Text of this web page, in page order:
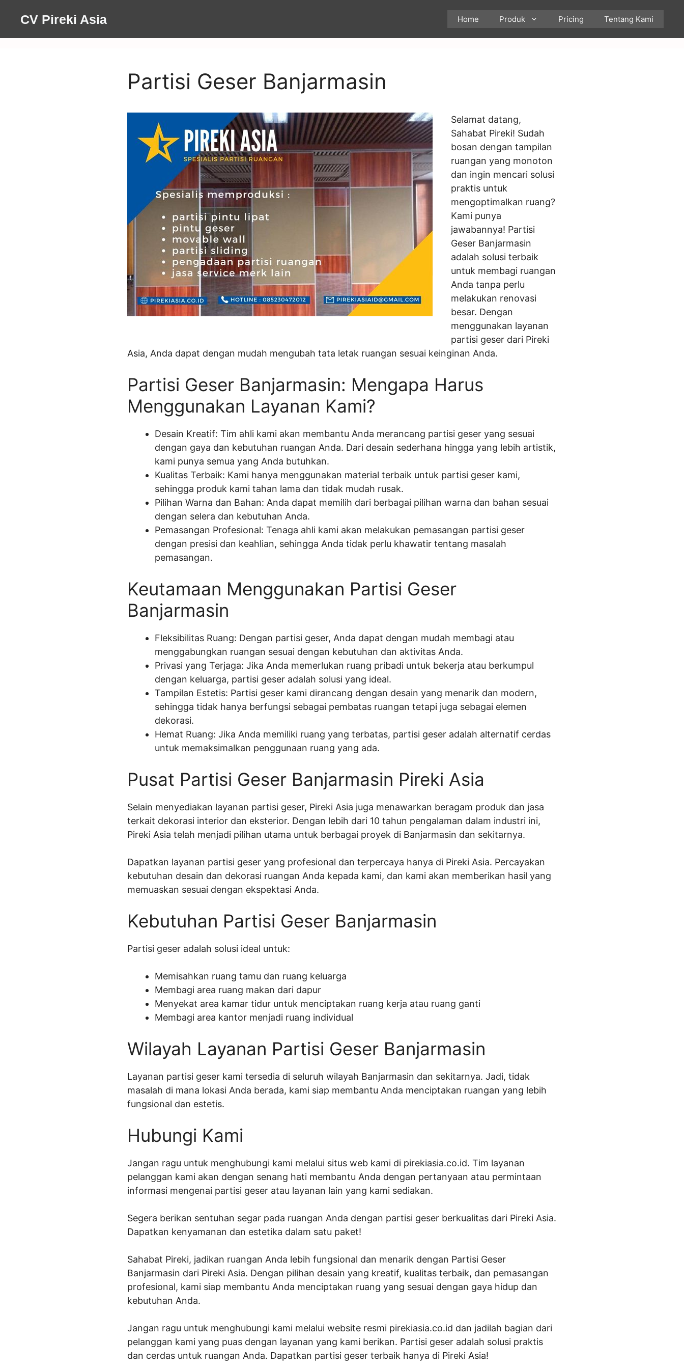
CV Pireki Asia Home Produk Pricing Tentang Kami
Partisi Geser Banjarmasin
Selamat datang,
Sahabat Pireki! Sudah
bosan dengan tampilan
ruangan yang monoton
dan ingin mencari solusi
praktis untuk
mengoptimalkan ruang?
Kami punya
jawabannya! Partisi
Geser Banjarmasin
adalah solusi terbaik
untuk membagi ruangan
Anda tanpa perlu
melakukan renovasi
besar. Dengan
menggunakan layanan
partisi geser dari Pireki
Asia, Anda dapat dengan mudah mengubah tata letak ruangan sesuai keinginan Anda.
Partisi Geser Banjarmasin: Mengapa Harus
Menggunakan Layanan Kami?
Desain Kreatif: Tim ahli kami akan membantu Anda merancang partisi geser yang sesuai
dengan gaya dan kebutuhan ruangan Anda. Dari desain sederhana hingga yang lebih artistik,
kami punya semua yang Anda butuhkan.
Kualitas Terbaik: Kami hanya menggunakan material terbaik untuk partisi geser kami,
sehingga produk kami tahan lama dan tidak mudah rusak.
Pilihan Warna dan Bahan: Anda dapat memilih dari berbagai pilihan warna dan bahan sesuai
dengan selera dan kebutuhan Anda.
Pemasangan Profesional: Tenaga ahli kami akan melakukan pemasangan partisi geser
dengan presisi dan keahlian, sehingga Anda tidak perlu khawatir tentang masalah
pemasangan.
Keutamaan Menggunakan Partisi Geser
Banjarmasin
Fleksibilitas Ruang: Dengan partisi geser, Anda dapat dengan mudah membagi atau
menggabungkan ruangan sesuai dengan kebutuhan dan aktivitas Anda.
Privasi yang Terjaga: Jika Anda memerlukan ruang pribadi untuk bekerja atau berkumpul
dengan keluarga, partisi geser adalah solusi yang ideal.
Tampilan Estetis: Partisi geser kami dirancang dengan desain yang menarik dan modern,
sehingga tidak hanya berfungsi sebagai pembatas ruangan tetapi juga sebagai elemen
dekorasi.
Hemat Ruang: Jika Anda memiliki ruang yang terbatas, partisi geser adalah alternatif cerdas
untuk memaksimalkan penggunaan ruang yang ada.
Pusat Partisi Geser Banjarmasin Pireki Asia
Selain menyediakan layanan partisi geser, Pireki Asia juga menawarkan beragam produk dan jasa
terkait dekorasi interior dan eksterior. Dengan lebih dari 10 tahun pengalaman dalam industri ini,
Pireki Asia telah menjadi pilihan utama untuk berbagai proyek di Banjarmasin dan sekitarnya.
Dapatkan layanan partisi geser yang profesional dan terpercaya hanya di Pireki Asia. Percayakan
kebutuhan desain dan dekorasi ruangan Anda kepada kami, dan kami akan memberikan hasil yang
memuaskan sesuai dengan ekspektasi Anda.
Kebutuhan Partisi Geser Banjarmasin
Partisi geser adalah solusi ideal untuk:
Memisahkan ruang tamu dan ruang keluarga
Membagi area ruang makan dari dapur
Menyekat area kamar tidur untuk menciptakan ruang kerja atau ruang ganti
Membagi area kantor menjadi ruang individual
Wilayah Layanan Partisi Geser Banjarmasin
Layanan partisi geser kami tersedia di seluruh wilayah Banjarmasin dan sekitarnya. Jadi, tidak
masalah di mana lokasi Anda berada, kami siap membantu Anda menciptakan ruangan yang lebih
fungsional dan estetis.
Hubungi Kami
Jangan ragu untuk menghubungi kami melalui situs web kami di pirekiasia.co.id. Tim layanan
pelanggan kami akan dengan senang hati membantu Anda dengan pertanyaan atau permintaan
informasi mengenai partisi geser atau layanan lain yang kami sediakan.
Segera berikan sentuhan segar pada ruangan Anda dengan partisi geser berkualitas dari Pireki Asia.
Dapatkan kenyamanan dan estetika dalam satu paket!
Sahabat Pireki, jadikan ruangan Anda lebih fungsional dan menarik dengan Partisi Geser
Banjarmasin dari Pireki Asia. Dengan pilihan desain yang kreatif, kualitas terbaik, dan pemasangan
profesional, kami siap membantu Anda menciptakan ruang yang sesuai dengan gaya hidup dan
kebutuhan Anda.
Jangan ragu untuk menghubungi kami melalui website resmi pirekiasia.co.id dan jadilah bagian dari
pelanggan kami yang puas dengan layanan yang kami berikan. Partisi geser adalah solusi praktis
dan cerdas untuk ruangan Anda. Dapatkan partisi geser terbaik hanya di Pireki Asia!